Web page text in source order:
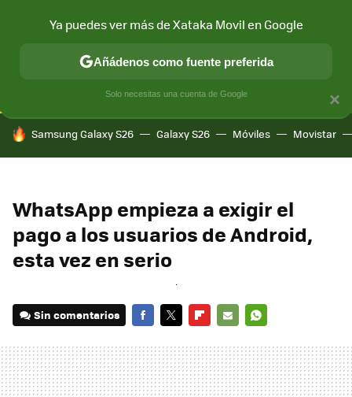
CONECTIVIDAD MÓVIL Y SOCIEDAD APLICACIONES
HOY SE HABLA DE
Samsung Galaxy S26 Galaxy S26 Móviles Movistar
WhatsApp empieza a exigir el
pago a los usuarios de Android,
esta vez en serio
Sin comentarios
MAIL
×
Ya puedes ver más de Xataka Movil en Google
Añádenos como fuente preferida
Solo necesitas una cuenta de Google